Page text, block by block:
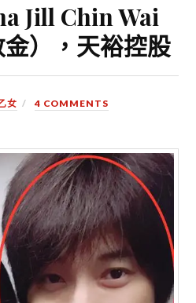
Jill Chin Wai
），天裕控股
女 4 COMMENTS